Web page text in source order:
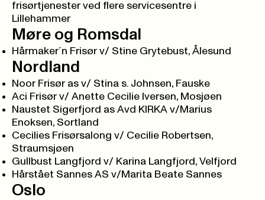
frisørtjenester ved flere servicesentre i
Lillehammer
Møre og Romsdal
Hårmaker´n Frisør v/ Stine Grytebust, Ålesund
Nordland
Noor Frisør as v/ Stina s. Johnsen, Fauske
Aci Frisør v/ Anette Cecilie Iversen, Mosjøen
Naustet Sigerfjord as Avd KIRKA v/Marius
Enoksen, Sortland
Cecilies Frisørsalong v/ Cecilie Robertsen,
Straumsjøen
Gullbust Langfjord v/ Karina Langfjord, Velfjord
Hårstået Sannes AS v/Marita Beate Sannes
Oslo